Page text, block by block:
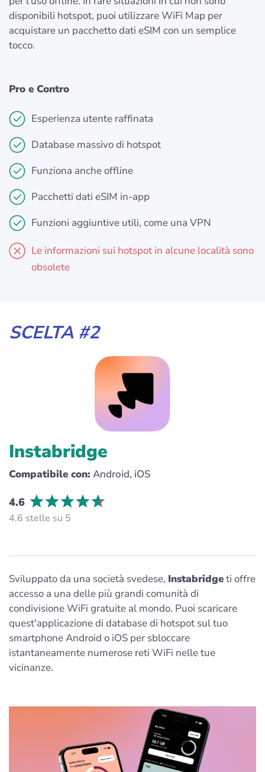
disponibili hotspot, puoi utilizzare WiFi Map per
acquistare un pacchetto dati eSIM con un semplice
tocco.
Pro e Contro
Esperienza utente raffinata
Database massivo di hotspot
Funziona anche offline
Pacchetti dati eSIM in-app
Funzioni aggiuntive utili, come una VPN
Le informazioni sui hotspot in alcune località sono
obsolete
SCELTA #2
Instabridge
Compatibile con: Android, iOS
4.6
4.6 stelle su 5
Sviluppato da una società svedese, Instabridgeti offre
accesso a una delle più grandi comunità di
condivisione WiFi gratuite al mondo. Puoi scaricare
quest'applicazione di database di hotspot sul tuo
smartphone Android o iOS per sbloccare
istantaneamente numerose reti WiFi nelle tue
vicinanze.